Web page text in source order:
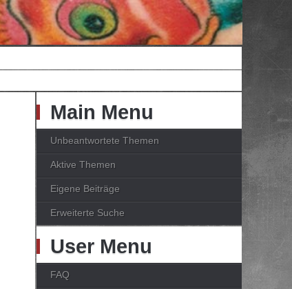
Main Menu
Unbeantwortete Themen
Aktive Themen
Eigene Beiträge
Erweiterte Suche
User Menu
FAQ